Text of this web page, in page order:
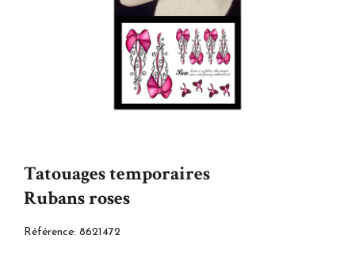
Tatouages temporaires
Rubans roses
Référence: 8621472